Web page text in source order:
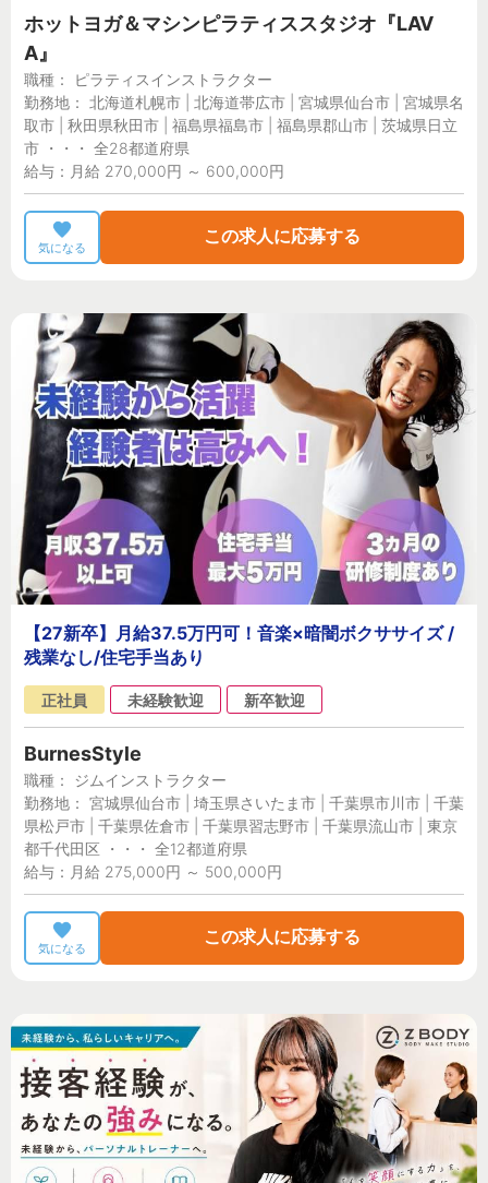
ホットヨガ＆マシンピラティススタジオ『LAV
A』
職種： ピラティスインストラクター
勤務地： 北海道札幌市 | 北海道帯広市 | 宮城県仙台市 | 宮城県名
取市 | 秋田県秋田市 | 福島県福島市 | 福島県郡山市 | 茨城県日立
市 ・・・ 全28都道府県
給与：月給 270,000円 ～ 600,000円
気になる
この求人に応募する
【27新卒】月給37.5万円可！音楽×暗闇ボクササイズ /
残業なし/住宅手当あり
正社員 未経験歓迎 新卒歓迎
BurnesStyle
職種： ジムインストラクター
勤務地： 宮城県仙台市 | 埼玉県さいたま市 | 千葉県市川市 | 千葉
県松戸市 | 千葉県佐倉市 | 千葉県習志野市 | 千葉県流山市 | 東京
都千代田区 ・・・ 全12都道府県
給与：月給 275,000円 ～ 500,000円
気になる
この求人に応募する